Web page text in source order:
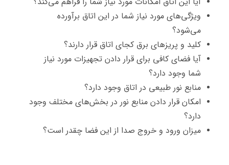
ویژگی‌های مورد نیاز شما در این اتاق برآورده
می‌شود؟
کلید و پریزهای برق کجای اتاق قرار دارند؟
آیا فضای کافی برای قرار دادن تجهیزات مورد نیاز
شما وجود دارد؟
منابع نور طبیعی در اتاق وجود دارد؟
امکان قرار دادن منابع نور در بخش‌های مختلف وجود
دارد؟
میزان ورود و خروج صدا از این فضا چقدر است؟